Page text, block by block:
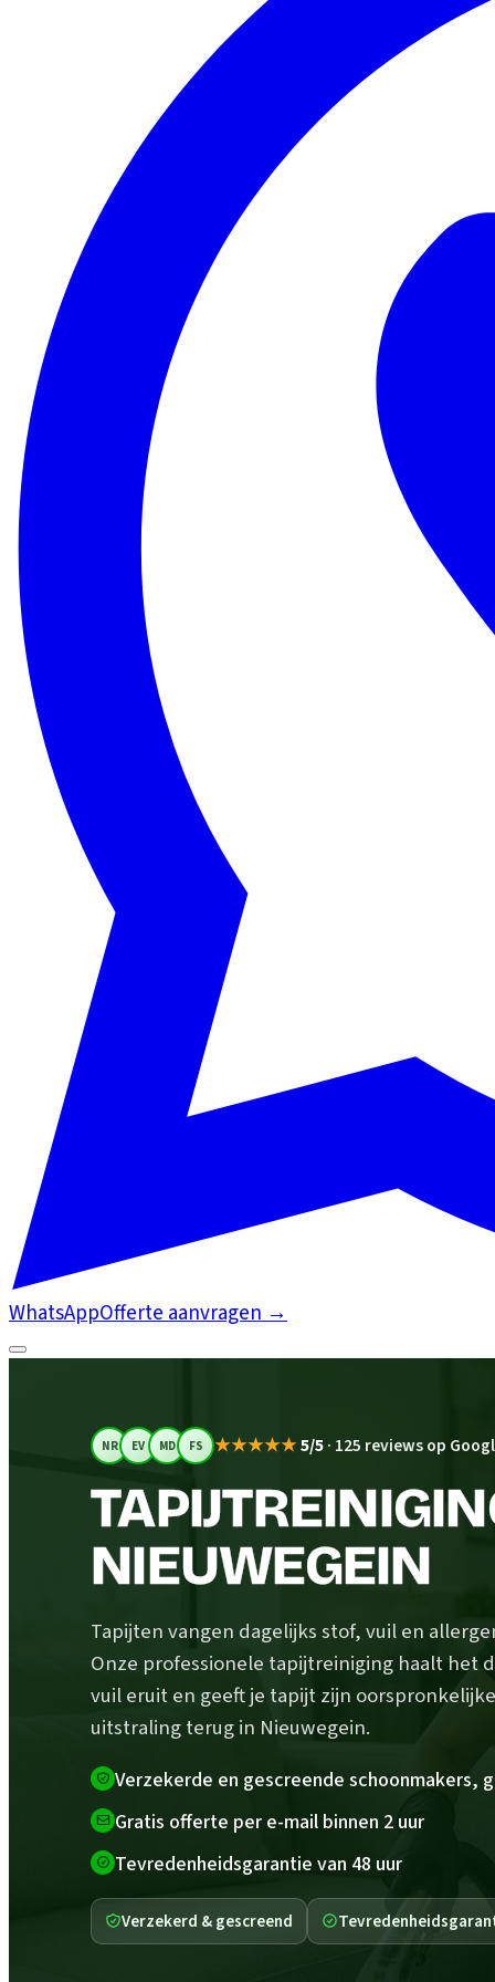
WhatsAppOfferte aanvragen→
NR EV MD FS ★★★★★5/5· 125 reviews op
NIEUWEGEIN
Tapijten vangen dagelijks stof, vuil en
Onze professionele tapijtreiniging haalt het
vuil eruit en geeft je tapijt zijn oorspronkelijke
uitstraling terug in Nieuwegein.
Verzekerde en gescreende schoonmakers,
Gratis offerte per e-mail binnen 2 uur
Tevredenheidsgarantie van 48 uur
Verzekerd & gescreend